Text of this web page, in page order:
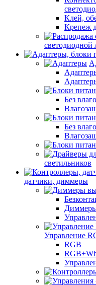
Клей,
Крепеж
светодиодной
Без
Без
светильников
датчики, диммеры
Управление
RGB